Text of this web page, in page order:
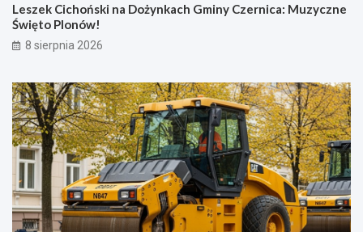
Leszek Cichoński na Dożynkach Gminy Czernica: Muzyczne
Święto Plonów!
8 sierpnia 2026